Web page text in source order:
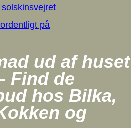
på
ud af huset
Find de
hos Bilka,
og